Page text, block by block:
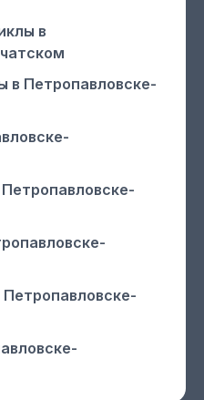
в
в Петропавловске-
Петропавловске-
Петропавловске-